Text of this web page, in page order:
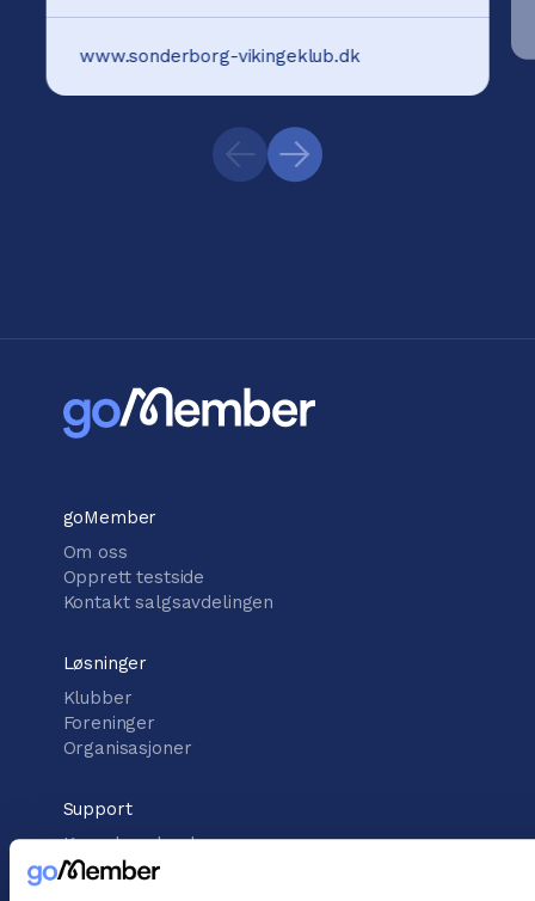
www.sonderborg-vikingeklub.dk
goMember
Om oss
Opprett testside
Kontakt salgsavdelingen
Løsninger
Klubber
Foreninger
Organisasjoner
Support
Kunnskapsbank
Støttesenter